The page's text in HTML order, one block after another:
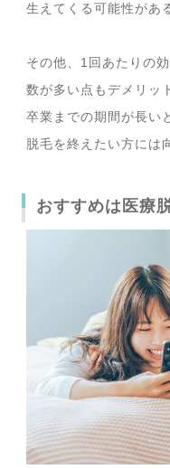
生えてくる可能性があ
その他、1回あたりの
数が多い点もデメリッ
卒業までの期間が長い
脱毛を終えたい方には
おすすめは医療